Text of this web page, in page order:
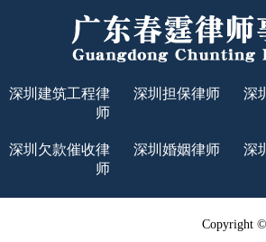
深圳建筑工程律
师
深圳担保律师 深
深圳欠款催收律
师
深圳婚姻律师 深
Copyright